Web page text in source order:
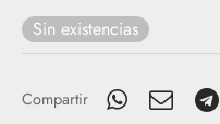
Sin existencias
Compartir